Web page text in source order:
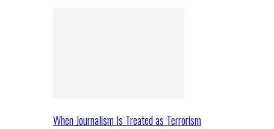
When Journalism Is Treated as Terrorism